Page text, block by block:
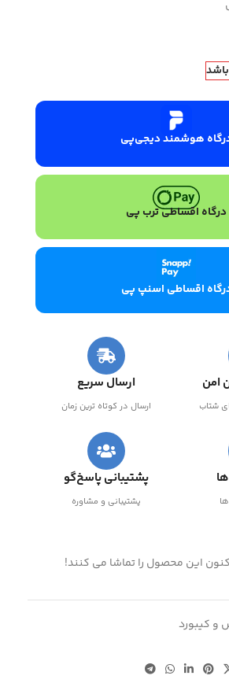
هوشمند دیجی‌پی
درگاه اقساطی ترب پی
اقساطی اسنپ پی
امن
شتاب
ارسال سریع
ارسال در کوتاه ترین زمان
پشتیبانی پاسخ‌گو
پشتیبانی و مشاوره
این محصول را تماشا می کنند!
و کیبورد